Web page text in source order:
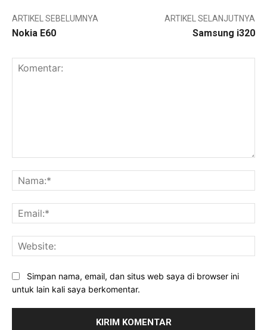
ARTIKEL SEBELUMNYA
Nokia E60
ARTIKEL SELANJUTNYA
Samsung i320
Simpan nama, email, dan situs web saya di browser ini
untuk lain kali saya berkomentar.